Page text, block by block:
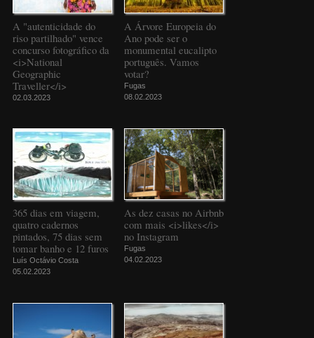
A "autenticidade do
riso partilhado" vence
concurso fotográfico da
<i>National
Geographic
Traveller</i>
02.03.2023
A Árvore Europeia do
Ano pode ser o
monumental eucalipto
português. Vamos
votar?
Fugas
08.02.2023
365 dias em viagem,
quatro cadernos
pintados, 75 dias sem
tomar banho e 12 furos
Luís Octávio Costa
05.02.2023
As dez casas no Airbnb
com mais <i>likes</i>
no Instagram
Fugas
04.02.2023